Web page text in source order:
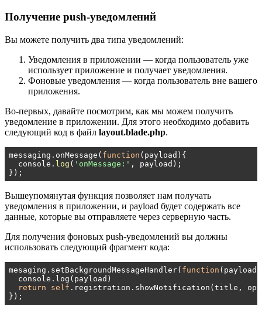
Получение push-уведомлений
Вы можете получить два типа уведомлений:
Уведомления в приложении — когда пользователь уже
использует приложение и получает уведомления.
Фоновые уведомления — когда пользователь вне вашего
приложения.
Во-первых, давайте посмотрим, как мы можем получить
уведомление в приложении. Для этого необходимо добавить
следующий код в файл layout.blade.php.
messaging.onMessage( function (payload) {
  console.
log ( 'onMessage:' , payload);
});
Вышеупомянутая функция позволяет нам получать
уведомления в приложении, и payload будет содержать все
данные, которые вы отправляете через серверную часть.
Для получения фоновых push-уведомлений вы должны
использовать следующий фрагмент кода:
mesaging.setBackgroundMessageHandler( function (payload)
  console.log(payload)
return
self .registration.showNotification(title,
});